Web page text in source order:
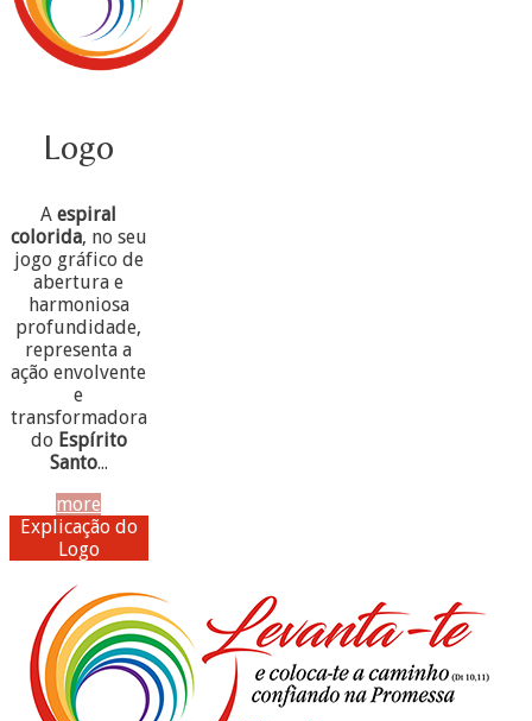
Logo
Aespiral
colorida, no seu
jogo gráfico de
abertura e
harmoniosa
profundidade,
representa a
ação envolvente
e
transformadora
do Espírito
Santo...
more
Explicação do
Logo